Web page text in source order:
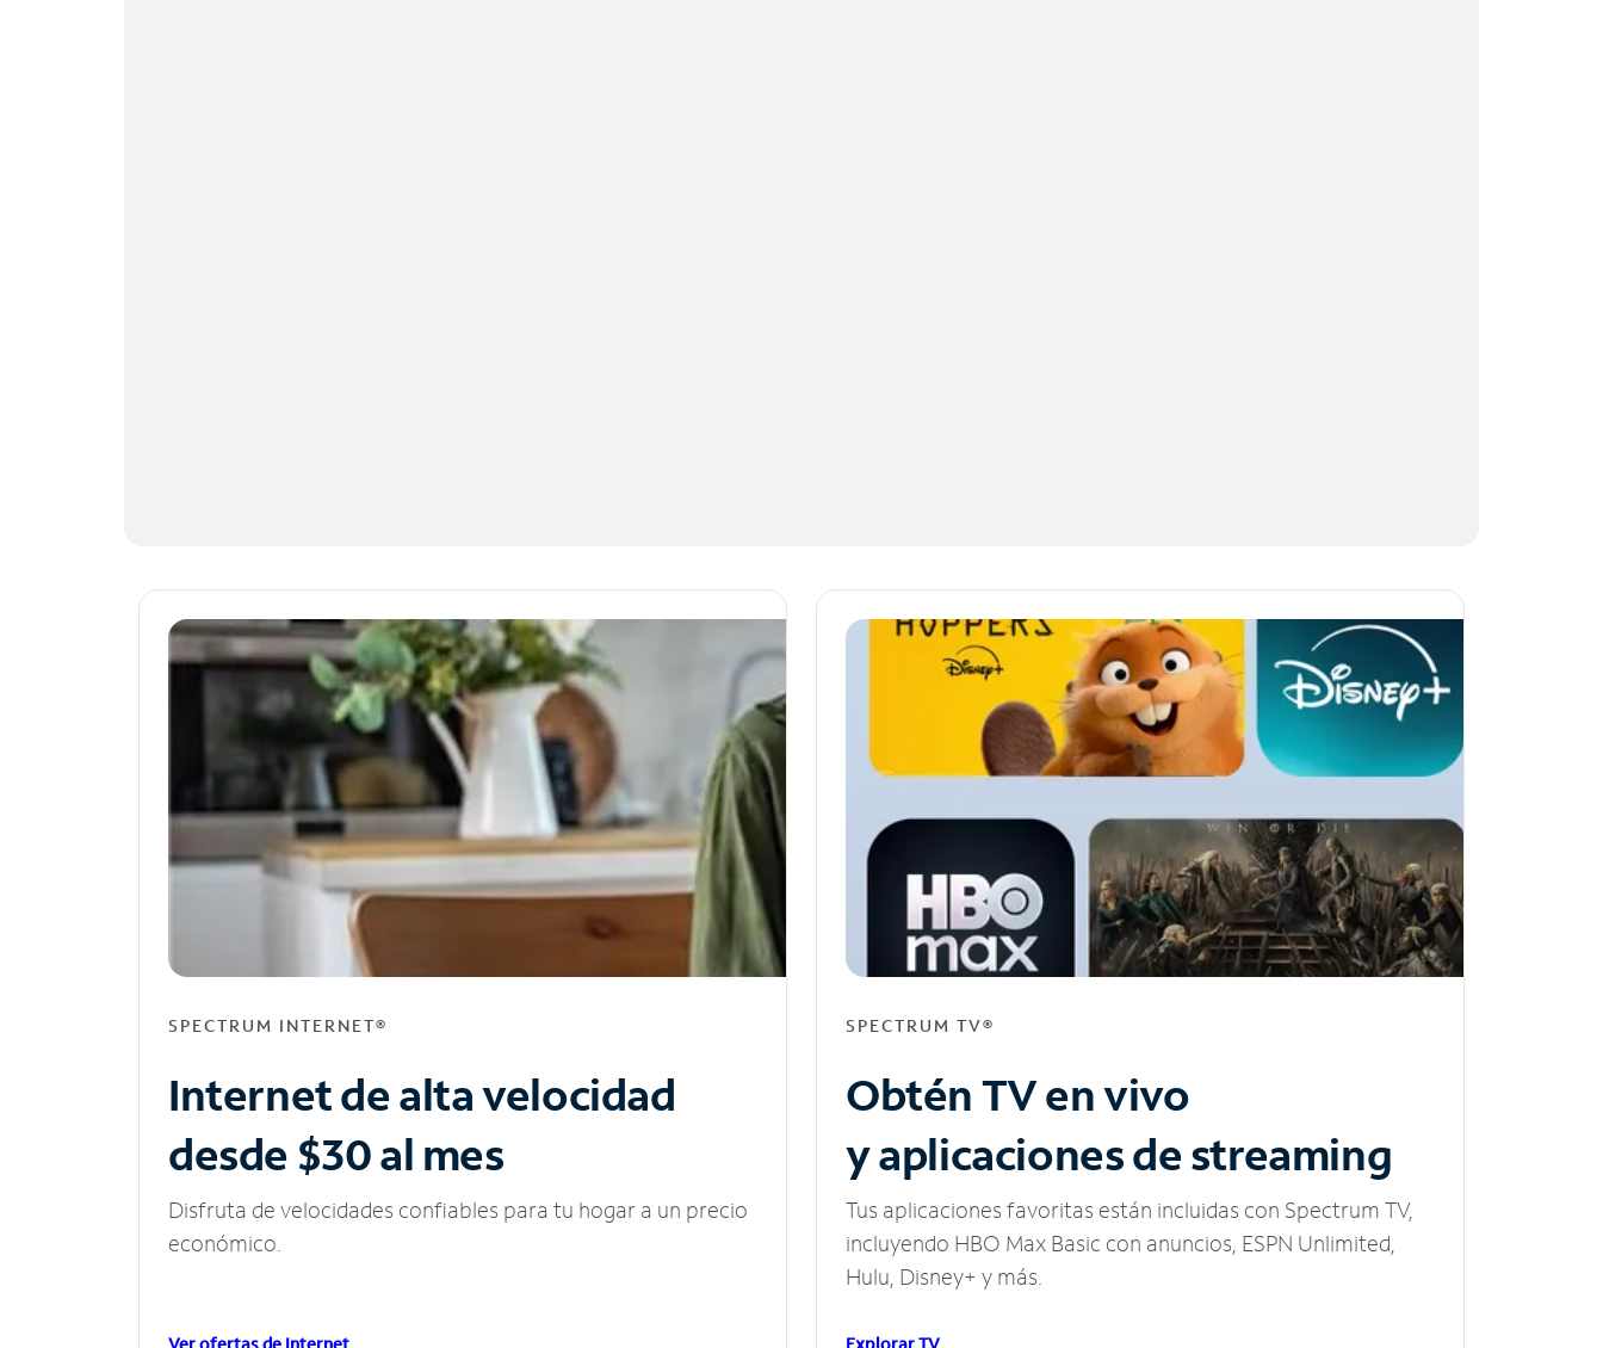
SPECTRUM INTERNET®
Internet de alta velocidad
desde $30 al mes
Disfruta de velocidades confiables para tu hogar a un precio
económico.
SPECTRUM TV®
Obtén TV en vivo
y aplicaciones de streaming
Tus aplicaciones favoritas están incluidas con Spectrum TV,
incluyendo HBO Max Basic con anuncios, ESPN Unlimited,
Hulu, Disney+ y más.